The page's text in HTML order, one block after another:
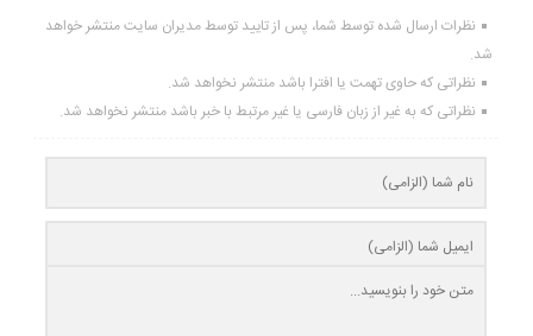
نظرات ارسال شده توسط شما، پس از تایید توسط مدیران سایت منتشر خواهد
شد.
نظراتی که حاوی تهمت یا افترا باشد منتشر نخواهد شد.
نظراتی که به غیر از زبان فارسی یا غیر مرتبط با خبر باشد منتشر نخواهد شد.